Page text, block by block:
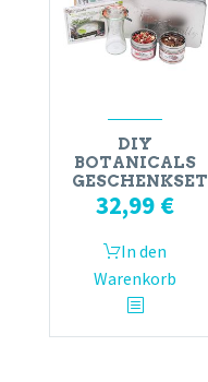
DIY
BOTANICALS
GESCHENKSET
32,99 €
In den
Warenkorb